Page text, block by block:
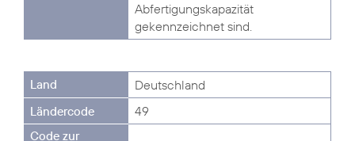
Abfertigungskapazität
gekennzeichnet sind.
Deutschland
49